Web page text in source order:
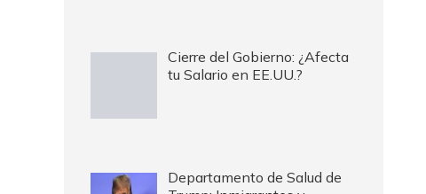
Cierre del Gobierno: ¿Afecta
tu Salario en EE.UU.?
Departamento de Salud de